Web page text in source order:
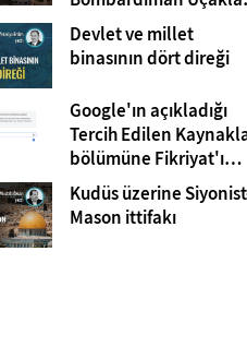
ve Tanklar Arasında
Gazze
Devlet ve millet
binasının dört direği
Google'ın açıkladığı
Tercih Edilen
bölümüne Fikriyat'ı
eklemeyi unutmayın!
Kudüs üzerine
Mason ittifakı